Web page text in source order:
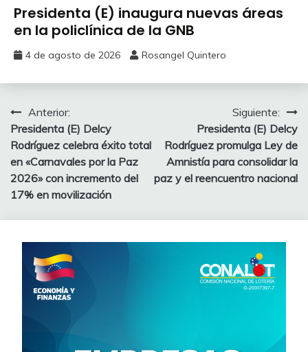
Presidenta (E) inaugura nuevas áreas
en la policlínica de la GNB
4 de agosto de 2026 Rosangel Quintero
Anterior:
Presidenta (E) Delcy
Rodríguez celebra éxito total
en «Carnavales por la Paz
2026» con incremento del
17% en movilización
Siguiente:
Presidenta (E) Delcy
Rodríguez promulga Ley de
Amnistía para consolidar la
paz y el reencuentro nacional